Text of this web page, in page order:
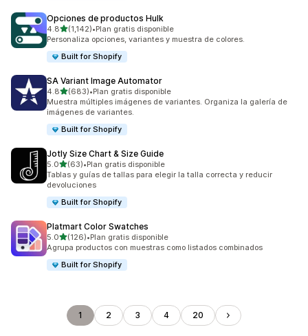
Opciones de productos Hulk
4.8de 5 estrellas
(1,142)
1142 reseñas en total
•Plan gratis disponible
Personaliza opciones, variantes y muestra de colores.
Built for Shopify
SA Variant Image Automator
4.8de 5 estrellas
(683)
683 reseñas en total
•Plan gratis disponible
Muestra múltiples imágenes de variantes. Organiza la galería de
imágenes de variantes.
Built for Shopify
Jotly Size Chart & Size Guide
5.0de 5 estrellas
(63)
63 reseñas en total
•Plan gratis disponible
Tablas y guías de tallas para elegir la talla correcta y reducir
devoluciones
Built for Shopify
Platmart Color Swatches
5.0de 5 estrellas
(126)
126 reseñas en total
•Plan gratis disponible
Agrupa productos con muestras como listados combinados
Built for Shopify
1 2 3 4 20